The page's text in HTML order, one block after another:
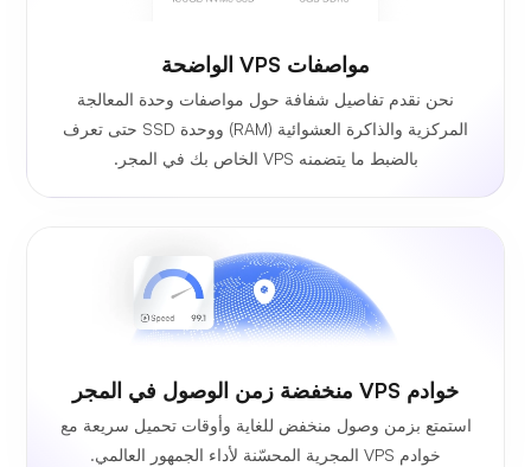
مواصفات VPS الواضحة
نحن نقدم تفاصيل شفافة حول مواصفات وحدة المعالجة
المركزية والذاكرة العشوائية (RAM) ووحدة SSD حتى تعرف
بالضبط ما يتضمنه VPS الخاص بك في المجر.
خوادم VPS منخفضة زمن الوصول في المجر
استمتع بزمن وصول منخفض للغاية وأوقات تحميل سريعة مع
خوادم VPS المجرية المحسّنة لأداء الجمهور العالمي.